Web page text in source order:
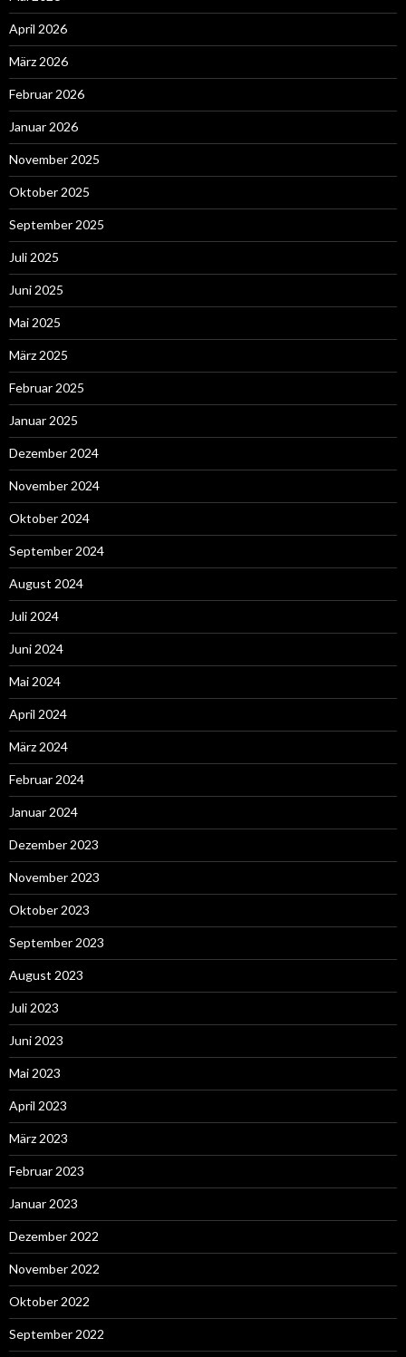
April 2026
März 2026
Februar 2026
Januar 2026
November 2025
Oktober 2025
September 2025
Juli 2025
Juni 2025
Mai 2025
März 2025
Februar 2025
Januar 2025
Dezember 2024
November 2024
Oktober 2024
September 2024
August 2024
Juli 2024
Juni 2024
Mai 2024
April 2024
März 2024
Februar 2024
Januar 2024
Dezember 2023
November 2023
Oktober 2023
September 2023
August 2023
Juli 2023
Juni 2023
Mai 2023
April 2023
März 2023
Februar 2023
Januar 2023
Dezember 2022
November 2022
Oktober 2022
September 2022